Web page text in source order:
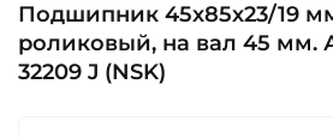
Подшипник 45х85х23/19
роликовый, на вал 45 мм.
32209 J (NSK)